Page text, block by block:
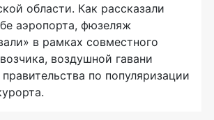
области. Как рассказали
аэропорта, фюзеляж
в рамках совместного
воздушной гавани
по популяризации